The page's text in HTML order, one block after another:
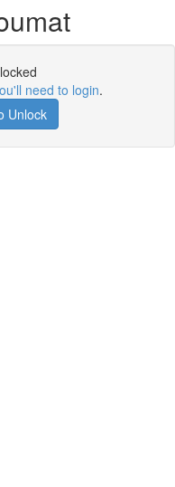
need to login.
Unlock